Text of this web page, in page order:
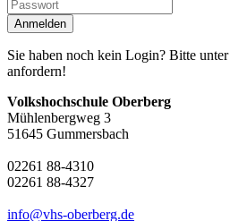
Anmelden
Sie haben noch kein Login? Bitte unter
anfordern!
Volkshochschule Oberberg
Mühlenbergweg 3
51645 Gummersbach
02261 88-4310
02261 88-4327
info@vhs-oberberg.de